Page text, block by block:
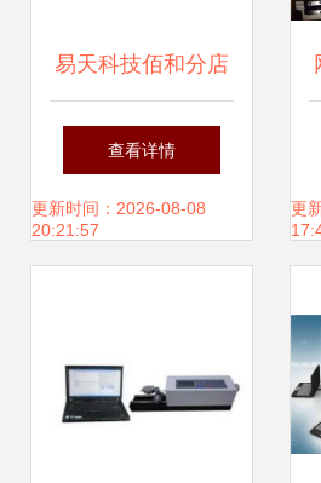
易天科技佰和分店
限时特惠 精选IBM
T40笔记本、电脑
查看详情
更新时间：2026-08-08
20:21:57
更